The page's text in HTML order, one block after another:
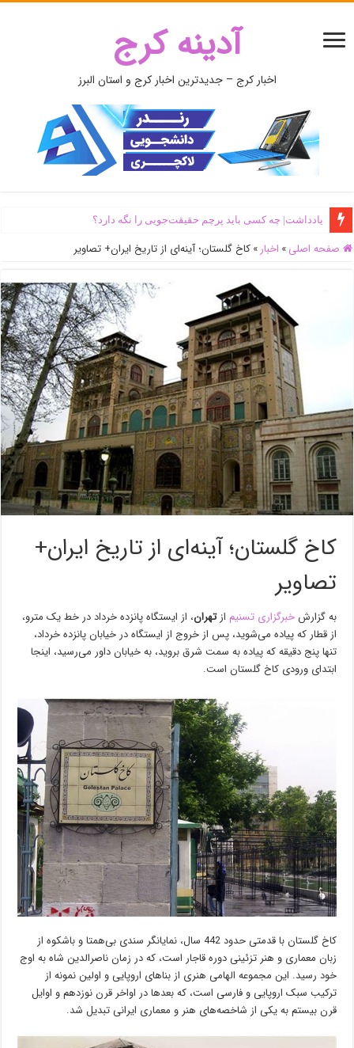
آدینه کرج
اخبار کرج – جدیدترین اخبار کرج و استان البرز
اَبَر‌ویلای شخص ذی‌نفوذ در حاشیه‌ رود کرج تخریب شد + جزئیات و فیلم
صفحه اصلی » اخبار » کاخ گلستان؛ آینه‌ای از تاریخ ایران+ تصاویر
کاخ گلستان؛ آینه‌ای از تاریخ ایران+
تصاویر
به گزارشخبرگزاری تسنیم ازتهران، از ایستگاه پانزده خرداد در خط یک مترو،
از قطار که پیاده می‌شوید، پس از خروج از ایستگاه در خیابان پانزده خرداد،
تنها پنج دقیقه که پیاده به سمت شرق بروید، به خیابان داور می‌رسید، اینجا
ابتدای ورودی کاخ گلستان است.
کاخ گلستان با قدمتی حدود 442 سال، نمایانگر سندی بی‌همتا و باشکوه از
زبان معماری و هنر تزئینی دوره قاجار است، که در زمان ناصرالدین شاه به اوج
خود رسید. این مجموعه الهامی هنری از بناهای اروپایی و اولین نمونه از
ترکیب سبک اروپایی و فارسی است، که بعدها در اواخر قرن نوزدهم و اوایل
قرن بیستم به یکی از شاخصه‌های هنر و معماری ایرانی تبدیل شد.